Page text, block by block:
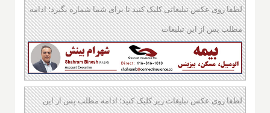
لطفا روی عکس تبلیغاتی کلیک کنید تا برای شما شماره بگیرد؛ ادامه
مطلب پس از این تبلیغات
لطفا روی عکس تبلیغات زیر کلیک کنید؛ ادامه مطلب پس از این